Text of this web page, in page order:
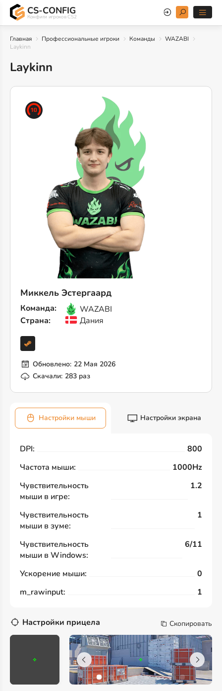
CS-CONFIG
Конфиги игроков CS2
Главная Профессиональные игроки Команды
WAZABI
Laykinn
Laykinn
Миккель Эстергаард
Команда:
WAZABI
Страна:
Дания
Обновлено: 22 Мая 2026
Скачали: 283 раз
Настройки мыши Настройки экрана
DPI:
800
Частота мыши:
1000Hz
Чувствительность
мыши в игре:
1.2
Чувствительность
мыши в зуме:
1
Чувствительность
мыши в Windows:
6/11
Ускорение мыши:
0
m_rawinput:
1
Настройки прицела Скопировать